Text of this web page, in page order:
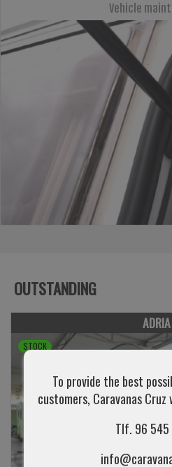
Vehicle
OUTSTANDING
ADRIA
STOCK
To provide the best
customers, Caravanas
Tlf. 96 545